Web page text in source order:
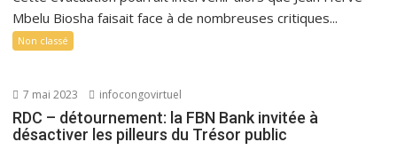
Mbelu Biosha faisait face à de nombreuses critiques...
Non classé
7 mai 2023 infocongovirtuel
RDC – détournement: la FBN Bank invitée à
désactiver les pilleurs du Trésor public